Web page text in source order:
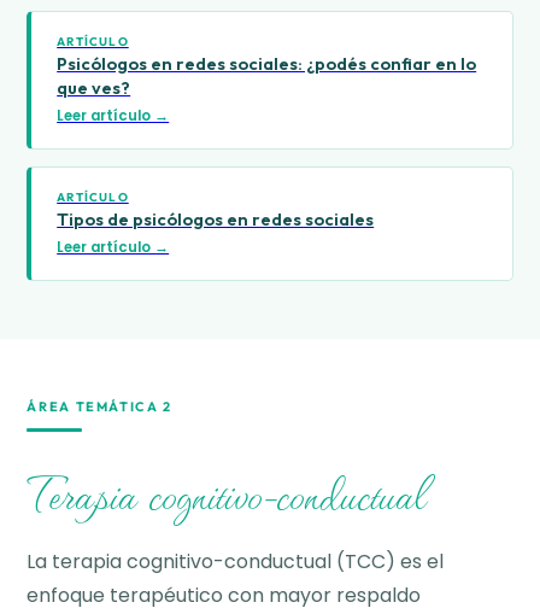
ARTÍCULO
Psicólogos en redes sociales: ¿podés confiar en lo
que ves?
Leer artículo →
ARTÍCULO
Tipos de psicólogos en redes sociales
Leer artículo →
ÁREA TEMÁTICA 2
Terapia cognitivo-conductual
La terapia cognitivo-conductual (TCC) es el
enfoque terapéutico con mayor respaldo